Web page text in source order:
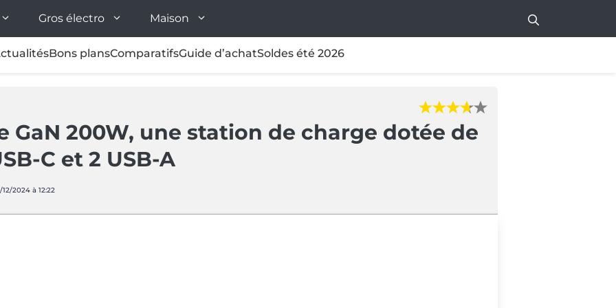
Gros électro Maison
Bons plansComparatifsGuide d’achatSoldes été 2026
GaN 200W, une station de charge dotée de
C et 2 USB-A
2024 à 12:22